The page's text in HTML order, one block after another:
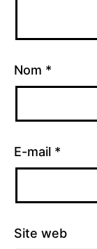
Nom *
E-mail *
Site web